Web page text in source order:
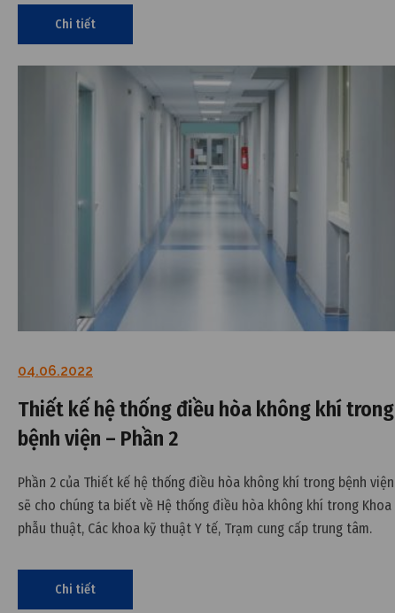
thoát khí.
Chi tiết
04.06.2022
Thiết kế hệ thống điều hòa không khí trong
bệnh viện – Phần 2
Phần 2 của Thiết kế hệ thống điều hòa không khí trong bệnh viện
sẽ cho chúng ta biết về Hệ thống điều hòa không khí trong Khoa
phẫu thuật, Các khoa kỹ thuật Y tế, Trạm cung cấp trung tâm.
Chi tiết